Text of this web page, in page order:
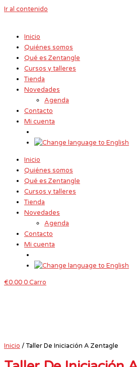
Ir al contenido
Inicio
Quiénes somos
Qué es Zentangle
Cursos y talleres
Tienda
Novedades
Agenda
Contacto
Mi cuenta
Inicio
Quiénes somos
Qué es Zentangle
Cursos y talleres
Tienda
Novedades
Agenda
Contacto
Mi cuenta
€0.000Carro
Inicio / Taller De Iniciación A Zentagle